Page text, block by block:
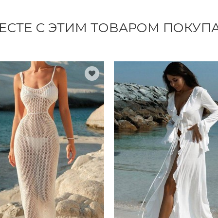
С ЭТИМ ТОВАРОМ